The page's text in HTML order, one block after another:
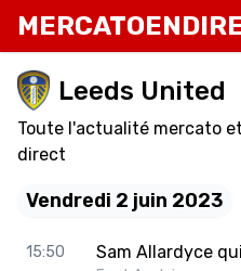
Leeds United
Toute l'actualité mercato
direct
Vendredi 2 juin 2023
15:50 Sam Allardyce